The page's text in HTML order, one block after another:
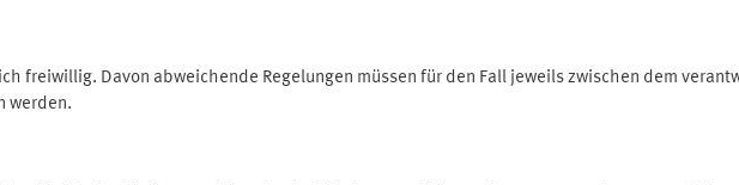
freiwillig. Davon abweichende Regelungen müssen für den Fall jeweils zwischen dem
werden.